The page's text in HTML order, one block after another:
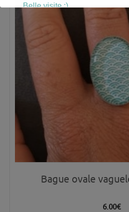
Bague ovale
6.00€
Belle visite :)